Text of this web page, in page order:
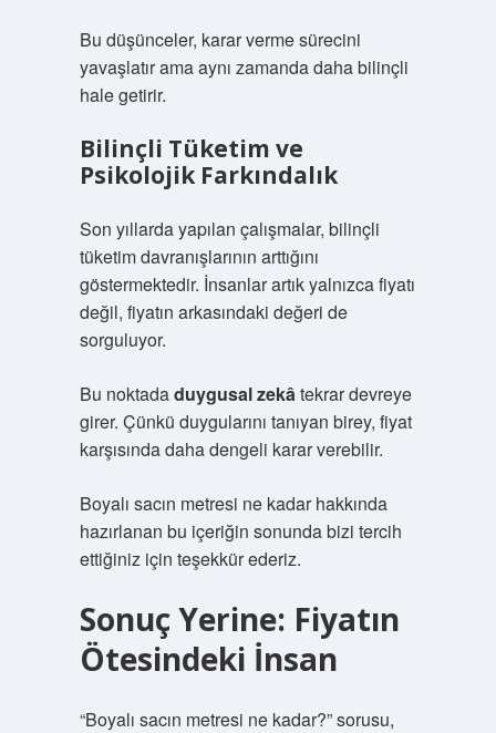
Bu düşünceler, karar verme sürecini
yavaşlatır ama aynı zamanda daha bilinçli
hale getirir.
Bilinçli Tüketim ve
Psikolojik Farkındalık
Son yıllarda yapılan çalışmalar, bilinçli
tüketim davranışlarının arttığını
göstermektedir. İnsanlar artık yalnızca fiyatı
değil, fiyatın arkasındaki değeri de
sorguluyor.
Bu noktadaduygusal zekâtekrar devreye
girer. Çünkü duygularını tanıyan birey, fiyat
karşısında daha dengeli karar verebilir.
Boyalı sacın metresi ne kadar hakkında
hazırlanan bu içeriğin sonunda bizi tercih
ettiğiniz için teşekkür ederiz.
Sonuç Yerine: Fiyatın
Ötesindeki İnsan
“Boyalı sacın metresi ne kadar?” sorusu,